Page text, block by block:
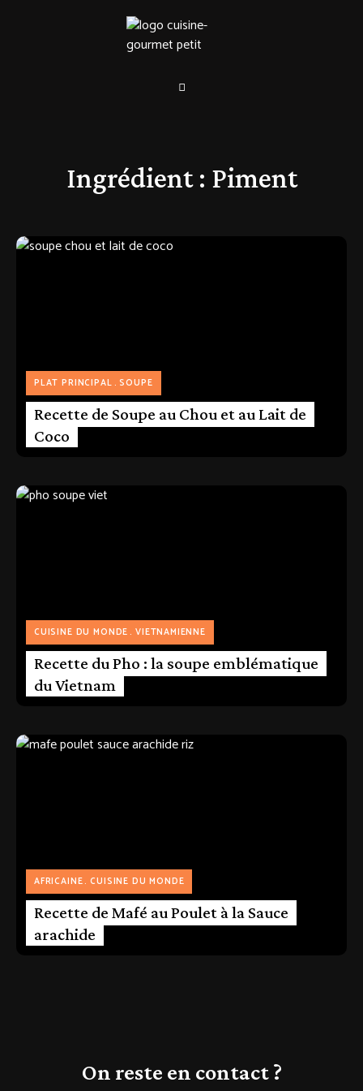
Ingrédient : Piment
PLAT PRINCIPAL SOUPE
Recette de Soupe au Chou et au Lait de
Coco
CUISINE DU MONDE VIETNAMIENNE
Recette du Pho : la soupe emblématique
du Vietnam
AFRICAINE CUISINE DU MONDE
Recette de Mafé au Poulet à la Sauce
arachide
On reste en contact ?